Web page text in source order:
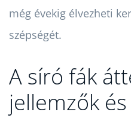
még évekig élvezheti
szépségét.
A síró fák
jellemzők